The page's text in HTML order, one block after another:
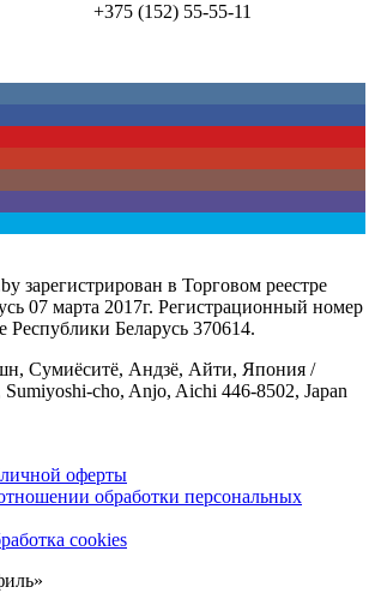
+375 (152) 55-55-11
зарегистрирован в Торговом реестре
07 марта 2017г. Регистрационный номер
Республики Беларусь 370614.
Сумиёситё, Андзё, Айти, Япония /
cho, Anjo, Aichi 446-8502, Japan
оферты
обработки персональных
cookies